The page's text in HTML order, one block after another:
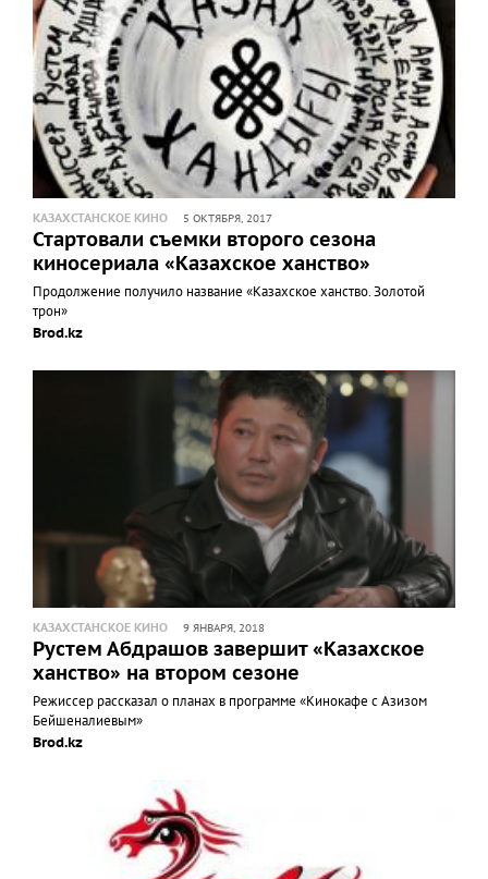
КАЗАХСТАНСКОЕ КИНО 5 ОКТЯБРЯ, 2017
Стартовали съемки второго сезона
киносериала «Казахское ханство»
Продолжение получило название «Казахское ханство. Золотой
трон»
Brod.kz
КАЗАХСТАНСКОЕ КИНО 9 ЯНВАРЯ, 2018
Рустем Абдрашов завершит «Казахское
ханство» на втором сезоне
Режиссер рассказал о планах в программе «Кинокафе с Азизом
Бейшеналиевым»
Brod.kz